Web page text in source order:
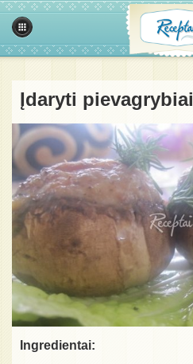
Įdaryti pievagrybiai
Ingredientai: